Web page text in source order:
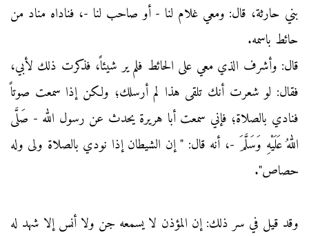
بني حارثة، قال: ومعي غلام لنا - أو صاحب لنا -، فناداه مناد من
حائط باسمه.
قال: وأشرف الذي معي على الحائط فلم ير شيئاً، فذكرت ذلك لأبي،
فقال: لو شعرت أنك تلقى هذا لم أرسلك؛ ولكن إذا سمعت صوتاً
فنادي بالصلاة؛ فإني سمعت أبا هريرة يحدث عن رسول الله - صَلَّى
اللهُ عَلَيْهِ وَسَلَّمَ -، أنه قال: " إن الشيطان إذا نودي بالصلاة ولى وله
حصاص".
وقد قيل في سر ذلك: إن المؤذن لا يسمعه جن ولا أنس إلا شهد له